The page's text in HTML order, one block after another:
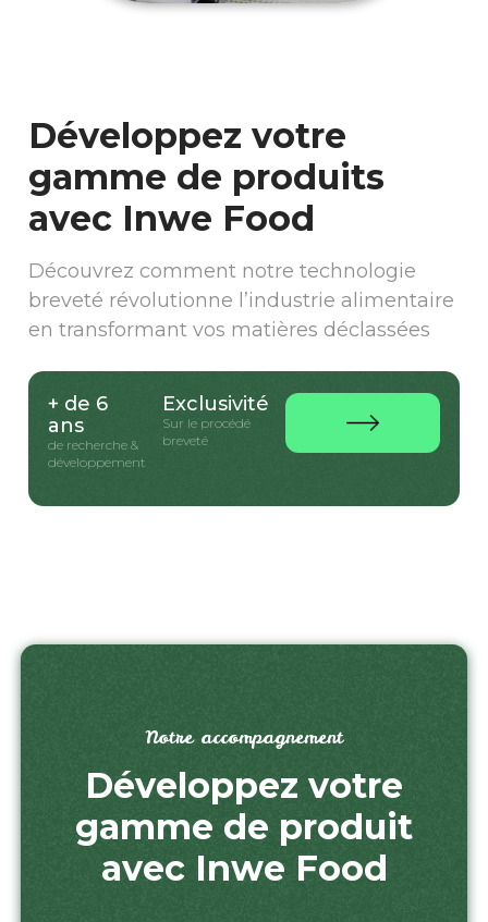
Développez votre
gamme de produits
avec Inwe Food
Découvrez comment notre technologie
breveté révolutionne l’industrie alimentaire
en transformant vos matières déclassées
+ de 6
ans
de recherche &
développement
Exclusivité
Sur le procédé
breveté
Notre accompagnement
Développez votre
gamme de produit
avec Inwe Food